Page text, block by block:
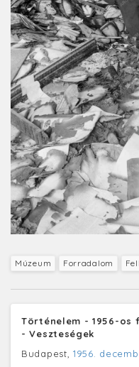
Múzeum Forradalom
Történelem - 1956-
- Veszteségek
Budapest, 1956.